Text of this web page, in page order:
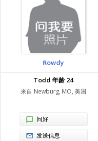
Rowdy
Todd 年龄 24
来自 Newburg, MO, 美国
问好
发送信息